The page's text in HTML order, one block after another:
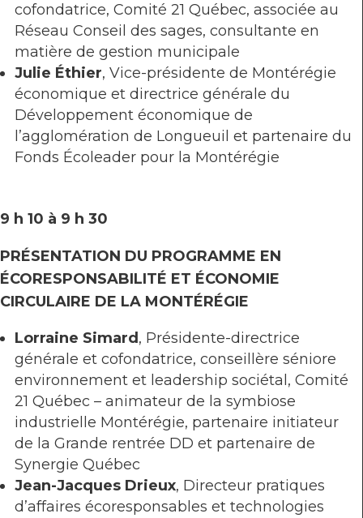
cofondatrice, Comité 21 Québec, associée au
Réseau Conseil des sages, consultante en
matière de gestion municipale
Julie Éthier, Vice-présidente de Montérégie
économique et directrice générale du
Développement économique de
l’agglomération de Longueuil et partenaire du
Fonds Écoleader pour la Montérégie
9 h 10 à 9 h 30
PRÉSENTATION DU PROGRAMME EN
ÉCORESPONSABILITÉ ET ÉCONOMIE
CIRCULAIRE DE LA MONTÉRÉGIE
Lorraine Simard , Présidente-directrice
générale et cofondatrice, conseillère séniore
environnement et leadership sociétal, Comité
21 Québec – animateur de la symbiose
industrielle Montérégie, partenaire initiateur
de la Grande rentrée DD et partenaire de
Synergie Québec
Jean-Jacques Drieux, Directeur pratiques
d’affaires écoresponsables et technologies